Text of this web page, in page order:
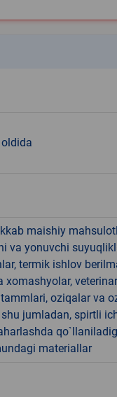
maishiy
va yonuvchi
termik ishlov
xomashyolar,
oziqalar va
jumladan, spirtli
materiallar